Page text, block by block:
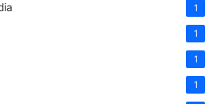
1
1
1
1